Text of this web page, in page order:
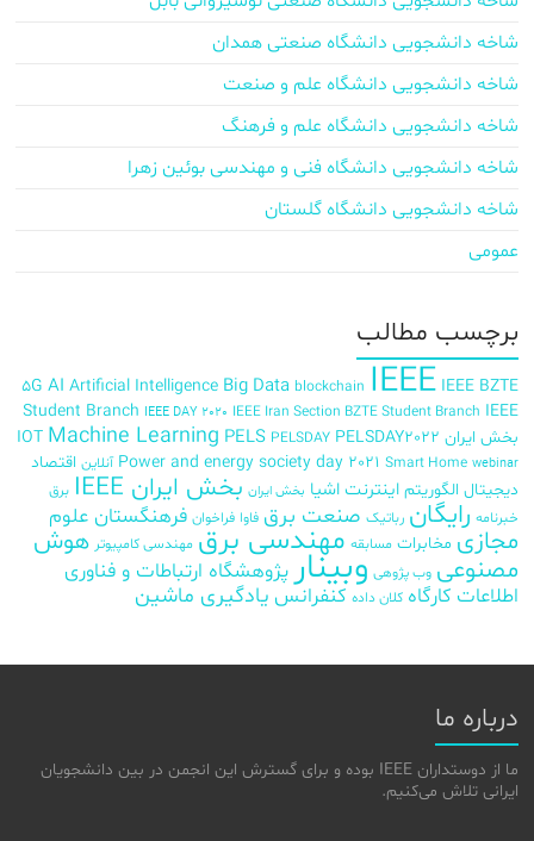
شاخه دانشجویی دانشگاه صنعتی همدان
شاخه دانشجویی دانشگاه علم و صنعت
شاخه دانشجویی دانشگاه علم و فرهنگ
شاخه دانشجویی دانشگاه فنی و مهندسی بوئین زهرا
شاخه دانشجویی دانشگاه گلستان
عمومی
برچسب‌ مطالب
5G AI Artificial Intelligence Big Data blockchain IEEE IEEE BZTE
Student Branch IEEE DAY 2020 IEEE Iran Section BZTE Student Branch IEEE
بخش ایران
IOT Machine Learning PELS PELSDAY PELSDAY2022
Power and energy society day 2021 Smart Home webinar آنلاین اقتصاد
دیجیتال الگوریتم اینترنت اشیا بخش ایران بخش ایران IEEE
برق
خبرنامه رایگان رباتیک صنعت برق فاوا فراخوان فرهنگستان علوم
مجازی مخابرات مسابقه مهندسی برق مهندسی کامپیوتر هوش
مصنوعی وب پژوهی وبینارپژوهشگاه ارتباطات و فناوری
اطلاعات کارگاه کلان داده کنفرانس یادگیری ماشین
درباره ما
ما از دوستداران IEEE بوده و برای گسترش این انجمن در بین دانشجویان
ایرانی تلاش می‌کنیم.